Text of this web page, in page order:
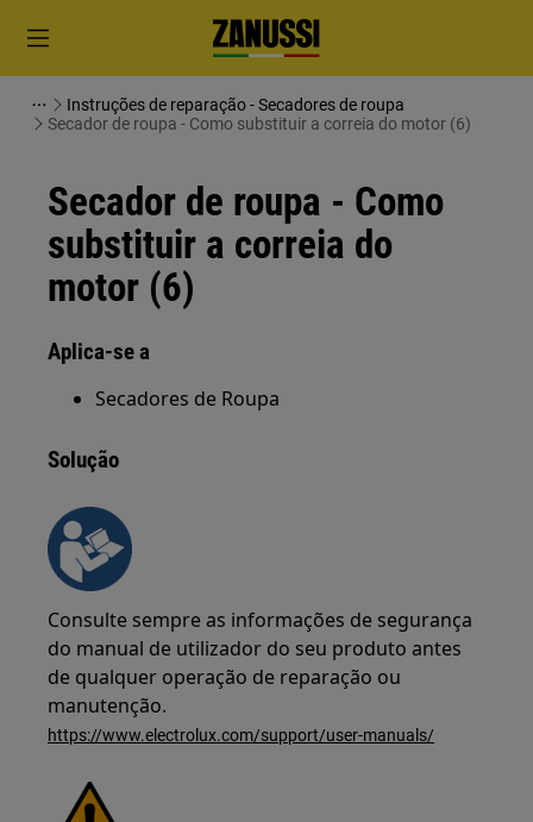
Instruções de reparação - Secadores de roupa
Secador de roupa - Como substituir a correia do motor (6)
Secador de roupa - Como
substituir a correia do
motor (6)
Aplica-se a
Secadores de Roupa
Solução
Consulte sempre as informações de segurança
do manual de utilizador do seu produto antes
de qualquer operação de reparação ou
manutenção.
https://www.electrolux.com/support/user-manuals/